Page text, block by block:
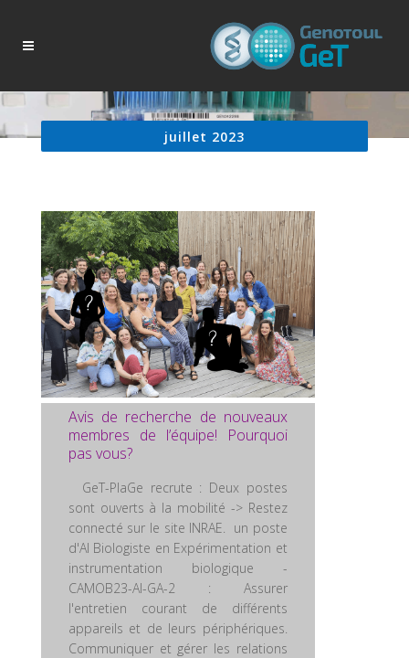
juillet 2023
Avis de recherche de nouveaux
membres de l’équipe! Pourquoi
pas vous?
GeT-PlaGe recrute : Deux postes
sont ouverts à la mobilité -> Restez
connecté sur le site INRAE. un poste
d'AI Biologiste en Expérimentation et
instrumentation biologique -
CAMOB23-AI-GA-2 : Assurer
l'entretien courant de différents
appareils et de leurs périphériques.
Communiquer et gérer les relations